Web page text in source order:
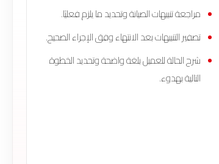
مراجعة تنبيهات الصيانة وتحديد ما يلزم فعليًا.
تصفير التنبيهات بعد الانتهاء وفق الإجراء الصحيح.
شرح الحالة للعميل بلغة واضحة وتحديد الخطوة
التالية بهدوء.